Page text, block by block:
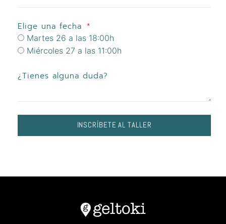
Elige una fecha
Martes 26 a las 18:00h
Miércoles 27 a las 11:00h
¿Tienes alguna duda?
INSCRÍBETE AL TALLER